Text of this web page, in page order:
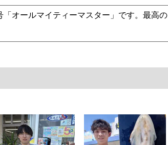
オールマイティーマスター」です。最高の